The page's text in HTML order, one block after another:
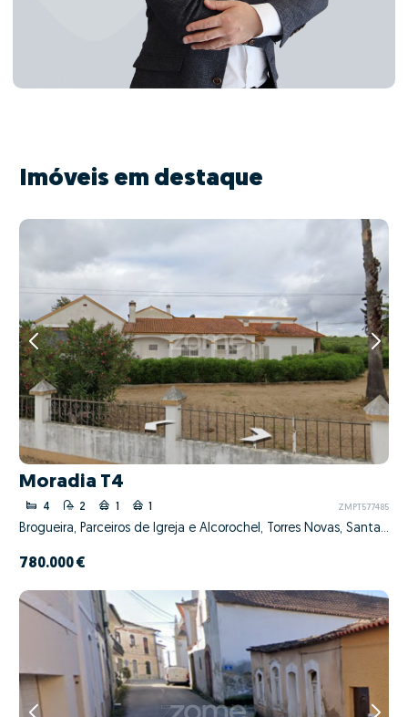
Imóveis em destaque
Moradia T4
4 2 1 1 ZMPT577485
Brogueira, Parceiros de Igreja e Alcorochel, Torres Novas, Santarém
780.000 €